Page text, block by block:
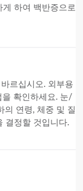
하여 백반증으로
르십시오. 외부용
을 확인하세요. 눈/
의 연령, 체중 및 질
결정할 것입니다.